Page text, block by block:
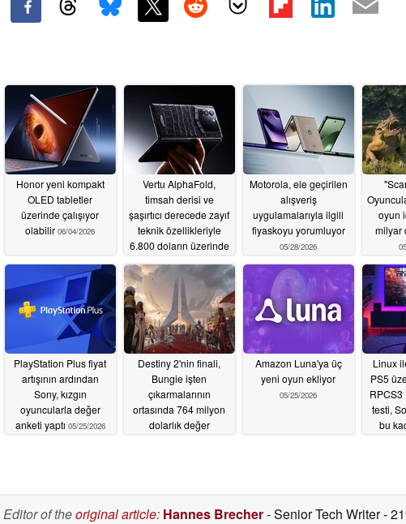
Honor yeni kompakt
OLED tabletler
üzerinde çalışıyor
olabilir 06/04/2026
Vertu AlphaFold,
timsah derisi ve
şaşırtıcı derecede zayıf
teknik özellikleriyle
6.800 doların üzerinde
sürülüyor
05/28/2026
Motorola, ele geçirilen
alışveriş
uygulamalarıyla ilgili
fiyaskoyu yorumluyor
05/28/2026
oyun
milyar
PlayStation Plus fiyat
artışının ardından
Sony, kızgın
oyuncularla değer
anketi yaptı 05/25/2026
Destiny 2'nin finali,
Bungie işten
çıkarmalarının
ortasında 764 milyon
dolarlık değer
Amazon Luna'ya üç
yeni oyun ekliyor
05/25/2026
Linux
PS5
RPCS3
testi,
bu
Editor of theoriginal article: Hannes Brecher- Senior Tech Writer-